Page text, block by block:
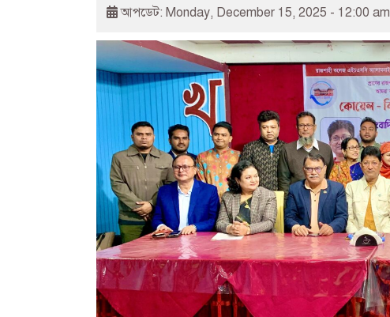
আপডেট: Monday, December 15, 2025 - 12:00 am